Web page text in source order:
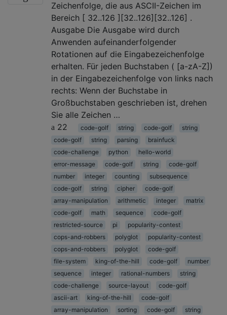
Zeichenfolge, die aus ASCII-Zeichen im
Bereich [ 32..126 ][32..126][32..126] .
Ausgabe Die Ausgabe wird durch
Anwenden aufeinanderfolgender
Rotationen auf die Eingabezeichenfolge
erhalten. Für jeden Buchstaben ( [a-zA-Z])
in der Eingabezeichenfolge von links nach
rechts: Wenn der Buchstabe in
Großbuchstaben geschrieben ist, drehen
Sie alle Zeichen …
22
code-golf string code-golf
string
code-golf
string parsing
brainfuck
code-challenge
python
hello-world
error-message
code-golf string
code-golf
number
integer counting
subsequence
code-golf
string cipher
code-golf
array-manipulation
arithmetic integer
matrix
code-golf
math sequence
code-golf
restricted-source
pi
popularity-contest
cops-and-robbers
polyglot
popularity-contest
cops-and-robbers
polyglot
code-golf
file-system
king-of-the-hill code-golf
number
sequence
integer rational-numbers
string
code-challenge
source-layout
code-golf
ascii-art
king-of-the-hill
code-golf
array-manipulation
sorting code-golf
string